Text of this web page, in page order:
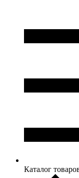
Каталог